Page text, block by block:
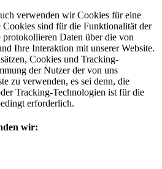
verwenden wir Cookies für eine
sind für die Funktionalität der
protokollieren Daten über die von
Ihre Interaktion mit unserer Website.
Cookies und Tracking-
der Nutzer der von uns
zu verwenden, es sei denn, die
Tracking-Technologien ist für die
erforderlich.
wir: